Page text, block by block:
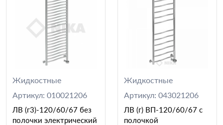
Жидкостные
Артикул: 010021206
ЛВ (г3)-120/60/67 без
полочки электрический
Жидкостные
Артикул: 043021206
ЛВ (г) ВП-120/60/67 с
полочкой